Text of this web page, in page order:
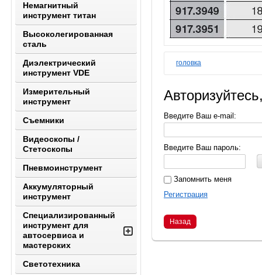
Немагнитный
инструмент титан
Высоколегированная
сталь
Диэлектрический
инструмент VDE
Измерительный
инструмент
Съемники
Видеоскопы /
Стетоскопы
Пневмоинструмент
Аккумуляторный
инструмент
Специализированный
инструмент для
автосервиса и
мастерских
Светотехника
головка
Введите Ваш e-mail:
Введите Ваш пароль:
Запомнить меня
Регистрация
Назад